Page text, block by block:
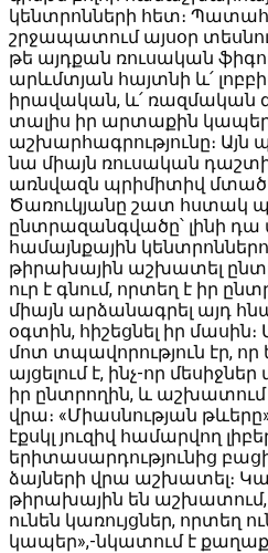
կենտրոնների հետ։
շրջապատում այսօր
թե այդքան ռուսական
արևմտյան հայտնի և՛
իրավական, և՛ ռազմական
տալիս իր արտաքին
աշխարհագրությունը։ Այն
նա միայն ռուսական
առնվազն պրիմիտիվ
Ծառուկյանը շատ հստակ
ընտրազանգվածը՝ լինի դա
համայնքային
թիրախային աշխատել
ուր է գնում, որտեղ է իր
միայն արձանագրել այդ
օգտին, հիշեցնել իր
մոտ տպավորություն էր, որ
այցելում է, ինչ-որ
իր ընտրողին, և աշխատում
վրա։ «Միասնության
էքսկլ յուզիվ համարվող
երիտասարդությունից
ձայների վրա աշխատել։
թիրախային են աշխատում,
ունեն կառույցներ, որտեղ
կապեր»,-նկատում է